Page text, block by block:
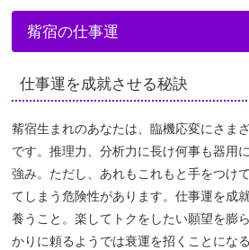
觜宿の仕事運
仕事運を成就させる秘訣
觜宿生まれのあなたは、臨機応変にさま
です。推理力、分析力に長け何事も器用
強み。ただし、あれもこれもと手をつけ
てしまう危険性があります。仕事運を成
養うこと。楽してトクをしたい願望を膨
かりに頼るようでは衰運を招くことにな